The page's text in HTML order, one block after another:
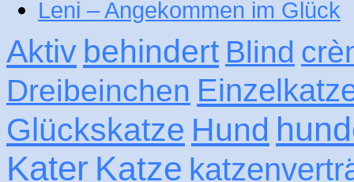
Leni – Angekommen im Glück
Aktiv behindert Blind
Dreibeinchen
Glückskatze Hund
Kater Katze